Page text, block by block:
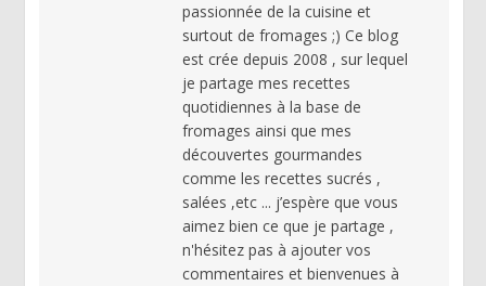
passionnée de la cuisine et
surtout de fromages ;) Ce blog
est crée depuis 2008 , sur lequel
je partage mes recettes
quotidiennes à la base de
fromages ainsi que mes
découvertes gourmandes
comme les recettes sucrés ,
salées ,etc ... j’espère que vous
aimez bien ce que je partage ,
n'hésitez pas à ajouter vos
commentaires et bienvenues à